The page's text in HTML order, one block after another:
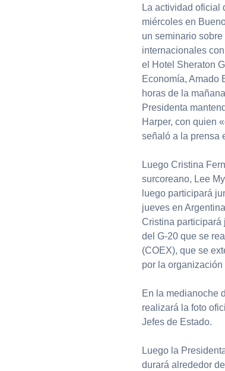
La actividad oficial
miércoles en
un seminario
internacionales
el Hotel Sheraton
Economía, Amado
horas de la
Presidenta
Harper, con quien
señaló a la prensa
Luego Cristina
surcoreano, Lee
luego participará
jueves en
Cristina participará
del G-20 que se
(COEX), que se
por la
En la medianoche
realizará la foto
Jefes de Estado.
Luego la
durará alrededor